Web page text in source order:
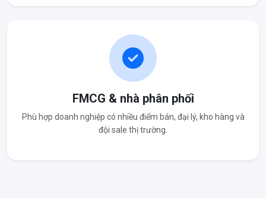
FMCG & nhà phân phối
Phù hợp doanh nghiệp có nhiều điểm bán, đại lý, kho hàng và
đội sale thị trường.